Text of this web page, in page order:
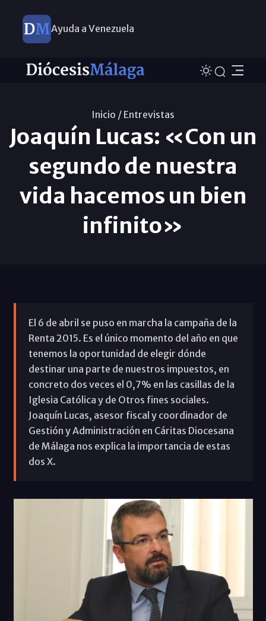
Ayuda a Venezuela
Inicio / Entrevistas
Joaquín Lucas: «Con un
segundo de nuestra
vida hacemos un bien
infinito»
El 6 de abril se puso en marcha la campaña de la
Renta 2015. Es el único momento del año en que
tenemos la oportunidad de elegir dónde
destinar una parte de nuestros impuestos, en
concreto dos veces el 0,7% en las casillas de la
Iglesia Católica y de Otros fines sociales.
Joaquín Lucas, asesor fiscal y coordinador de
Gestión y Administración en Cáritas Diocesana
de Málaga nos explica la importancia de estas
dos X.